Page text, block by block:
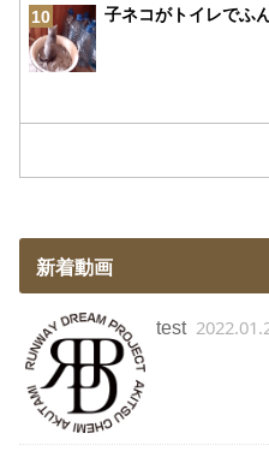
10 子ネコがトイレでふ
新着動画
test